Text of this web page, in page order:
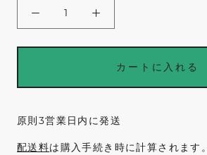
カートに入れる
原則3営業日内に発送
配送料は購入手続き時に計算されます。